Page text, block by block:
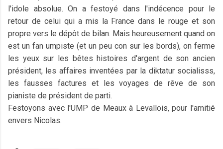
l'idole absolue. On a festoyé dans l'indécence pour le
retour de celui qui a mis la France dans le rouge et son
propre vers le dépôt de bilan. Mais heureusement quand on
est un fan umpiste (et un peu con sur les bords), on ferme
les yeux sur les bêtes histoires d'argent de son ancien
président, les affaires inventées par la diktatur socialisss,
les fausses factures et les voyages de rêve de son
pianiste de président de parti.
Festoyons avec l'UMP de Meaux à Levallois, pour l'amitié
envers Nicolas.